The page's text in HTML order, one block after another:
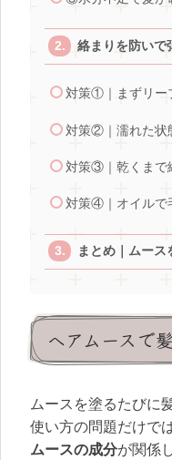
絡まりを防いで
対策①｜まずリー
対策②｜濡れた状
対策③｜乾くまで
対策④｜オイルで
まとめ｜ムース
ヘアムースで
ムースを塗るたびに
使い方の問題だけで
ムースの成分が関係